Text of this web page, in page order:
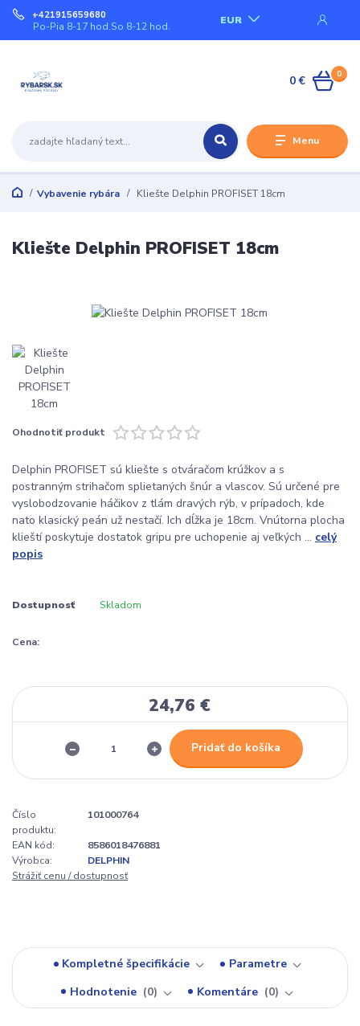
Menu
EUR
+421915659680
Po-Pia 8-17 hod.So 8-12 hod.
0
0 €
Vybavenie rybára Kliešte Delphin PROFISET 18cm
Kliešte Delphin PROFISET 18cm
Ohodnotiť produkt
Delphin PROFISET sú kliešte s otváračom krúžkov a s
postranným strihačom splietaných šnúr a vlascov. Sú určené pre
vyslobodzovanie háčikov z tlám dravých rýb, v prípadoch, kde
nato klasický peán už nestačí. Ich dĺžka je 18cm. Vnútorna plocha
klieští poskytuje dostatok gripu pre uchopenie aj veľkých ... celý
popis
Dostupnosť Skladom
Cena:
24,76 €
Pridať do košíka
Číslo
produktu:
101000764
EAN kód:
8586018476881
Výrobca:
DELPHIN
Strážiť cenu / dostupnosť
Kompletné špecifikácie
Parametre
Hodnotenie
0 Komentáre 0